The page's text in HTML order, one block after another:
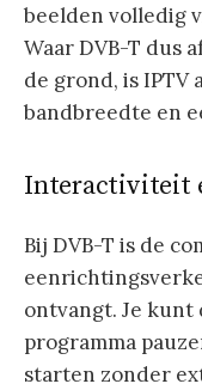
beelden volledig
Waar DVB-T dus
de grond, is
bandbreedte en
Interactiviteit
Bij DVB-T is de
ontvangt. Je kunt
programma
starten zonder